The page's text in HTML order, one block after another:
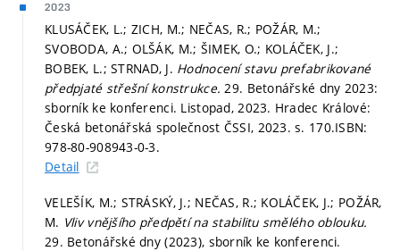
2023
KLUSÁČEK, L.; ZICH, M.; NEČAS, R.; POŽÁR, M.;
SVOBODA, A.; OLŠÁK, M.; ŠIMEK, O.; KOLÁČEK, J.;
BOBEK, L.; STRNAD, J. Hodnocení stavu prefabrikované
předpjaté střešní konstrukce.29. Betonářské dny 2023:
sborník ke konferenci. Listopad, 2023. Hradec Králové:
Česká betonářská společnost ČSSI, 2023.s. 170.ISBN:
978-80-908943-0-3.
Detail
VELEŠÍK, M.; STRÁSKÝ, J.; NEČAS, R.; KOLÁČEK, J.; POŽÁR,
M. Vliv vnějšího předpětí na stabilitu smělého oblouku.
29. Betonářské dny (2023), sborník ke konferenci.